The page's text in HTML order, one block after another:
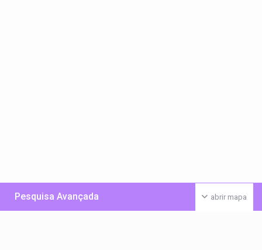
abrir mapa
Pesquisa Avançada